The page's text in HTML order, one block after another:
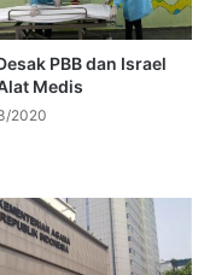
PBB dan Israel
Medis
2020